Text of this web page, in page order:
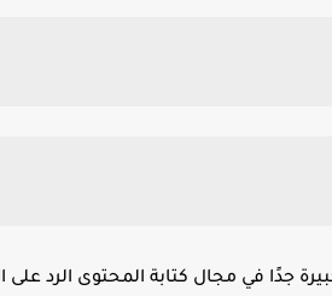
جدًا في مجال كتابة المحتوى الرد